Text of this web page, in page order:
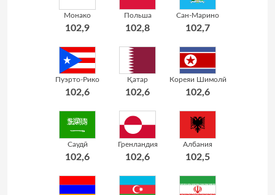
Монако
102,9
Польша
102,8
Сан-Марино
102,7
Пуэрто-Рико
102,6
Қатар
102,6
Кореяи Шимолӣ
102,6
Саудӣ
102,6
Гренландия
102,6
Албания
102,5